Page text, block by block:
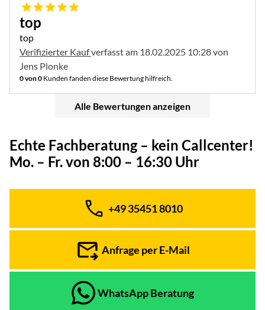
5 von 5
top
top
Verifizierter Kaufverfasst am 18.02.2025 10:28 von
Jens Plonke
0 von 0 Kunden fanden diese Bewertung hilfreich.
Alle Bewertungen anzeigen
Echte Fachberatung – kein Callcenter!
Mo. – Fr. von 8:00 – 16:30 Uhr
Telefon:
+49 35451 8010
Anfrage per E-Mail
WhatsApp Beratung